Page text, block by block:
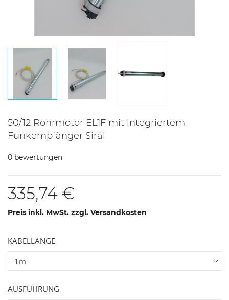
50/12 Rohrmotor EL1F mit integriertem
Funkempfänger Siral
0 bewertungen
335,74 €
Preis inkl. MwSt. zzgl. Versandkosten
KABELLÄNGE
AUSFÜHRUNG